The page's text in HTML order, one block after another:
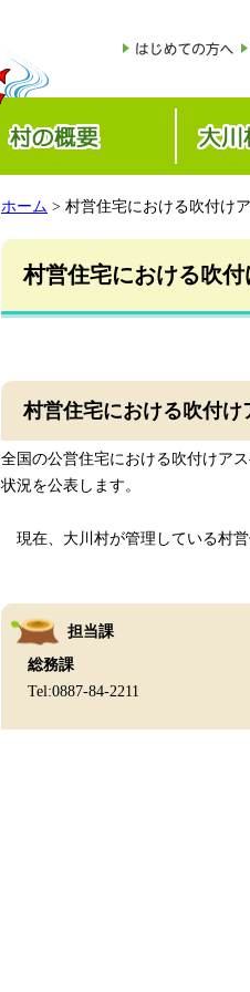
ホーム > 村営住宅における吹付け
村営住宅における吹
村営住宅における吹付
全国の公営住宅における吹付けア
状況を公表します。
現在、大川村が管理している村営
担当課
総務課
Tel:0887-84-2211